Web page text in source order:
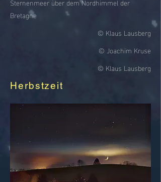
Bretagne
© Klaus Lausberg
© Joachim Kruse
© Klaus Lausberg
Herbstzeit